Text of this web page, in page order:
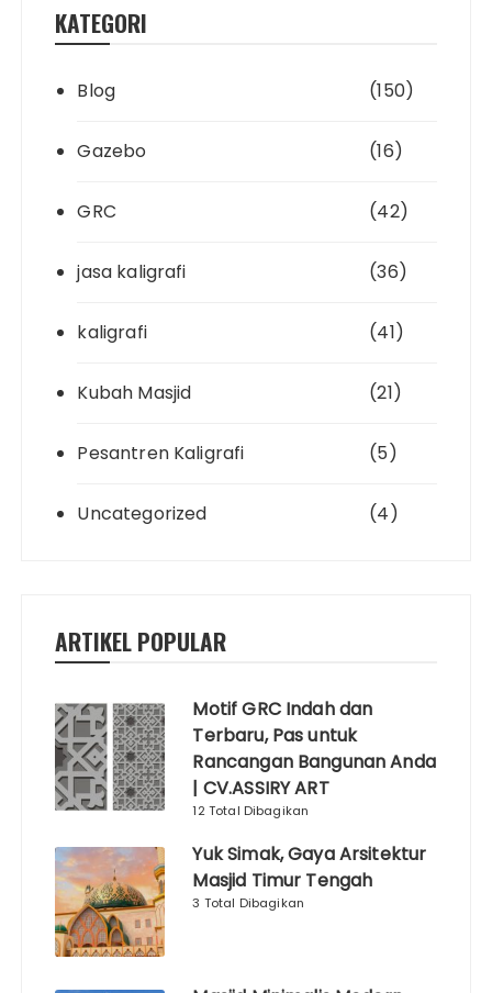
KATEGORI
Blog (150)
Gazebo (16)
GRC (42)
jasa kaligrafi (36)
kaligrafi (41)
Kubah Masjid (21)
Pesantren Kaligrafi (5)
Uncategorized (4)
ARTIKEL POPULAR
Motif GRC Indah dan
Terbaru, Pas untuk
Rancangan Bangunan Anda
| CV.ASSIRY ART
12 Total Dibagikan
Yuk Simak, Gaya Arsitektur
Masjid Timur Tengah
3 Total Dibagikan